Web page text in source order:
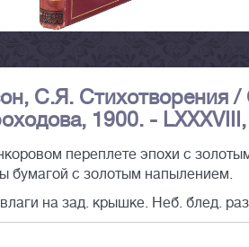
С.Я. Стихотворения
1900. -
переплете эпохи с
бумагой с золотым напылением.
на зад. крышке. Неб. блед.